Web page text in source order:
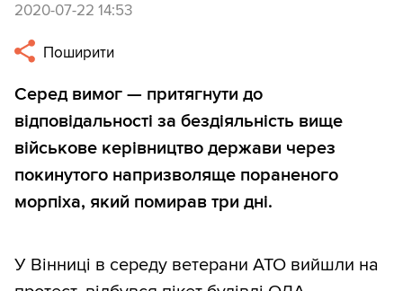
2020-07-22 14:53
Поширити
Серед вимог — притягнути до
відповідальності за бездіяльність вище
військове керівництво держави через
покинутого напризволяще пораненого
морпіха, який помирав три дні.
У Вінниці в середу ветерани АТО вийшли на